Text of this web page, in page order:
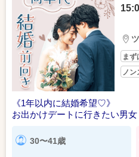
まず
ノ
《1年以内に結婚希望♡》
お出かけデートに行きたい男女
30〜41歳